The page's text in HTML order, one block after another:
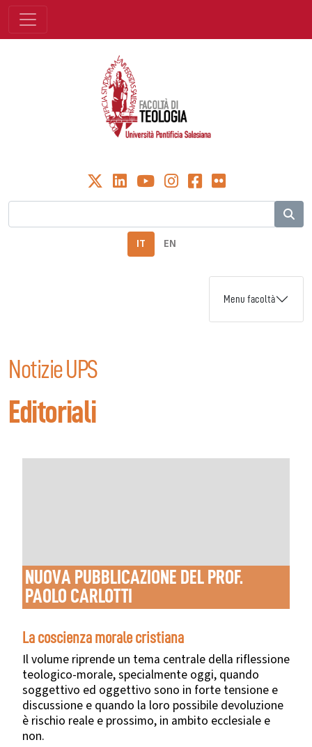
IT EN
Menu facoltà
Notizie UPS
Editoriali
NUOVA PUBBLICAZIONE DEL PROF.
PAOLO CARLOTTI
La coscienza morale cristiana
Il volume riprende un tema centrale della riflessione
teologico-morale, specialmente oggi, quando
soggettivo ed oggettivo sono in forte tensione e
discussione e quando la loro possibile devoluzione
è rischio reale e prossimo, in ambito ecclesiale e
non.